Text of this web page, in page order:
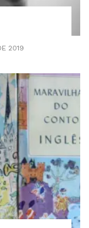
2019